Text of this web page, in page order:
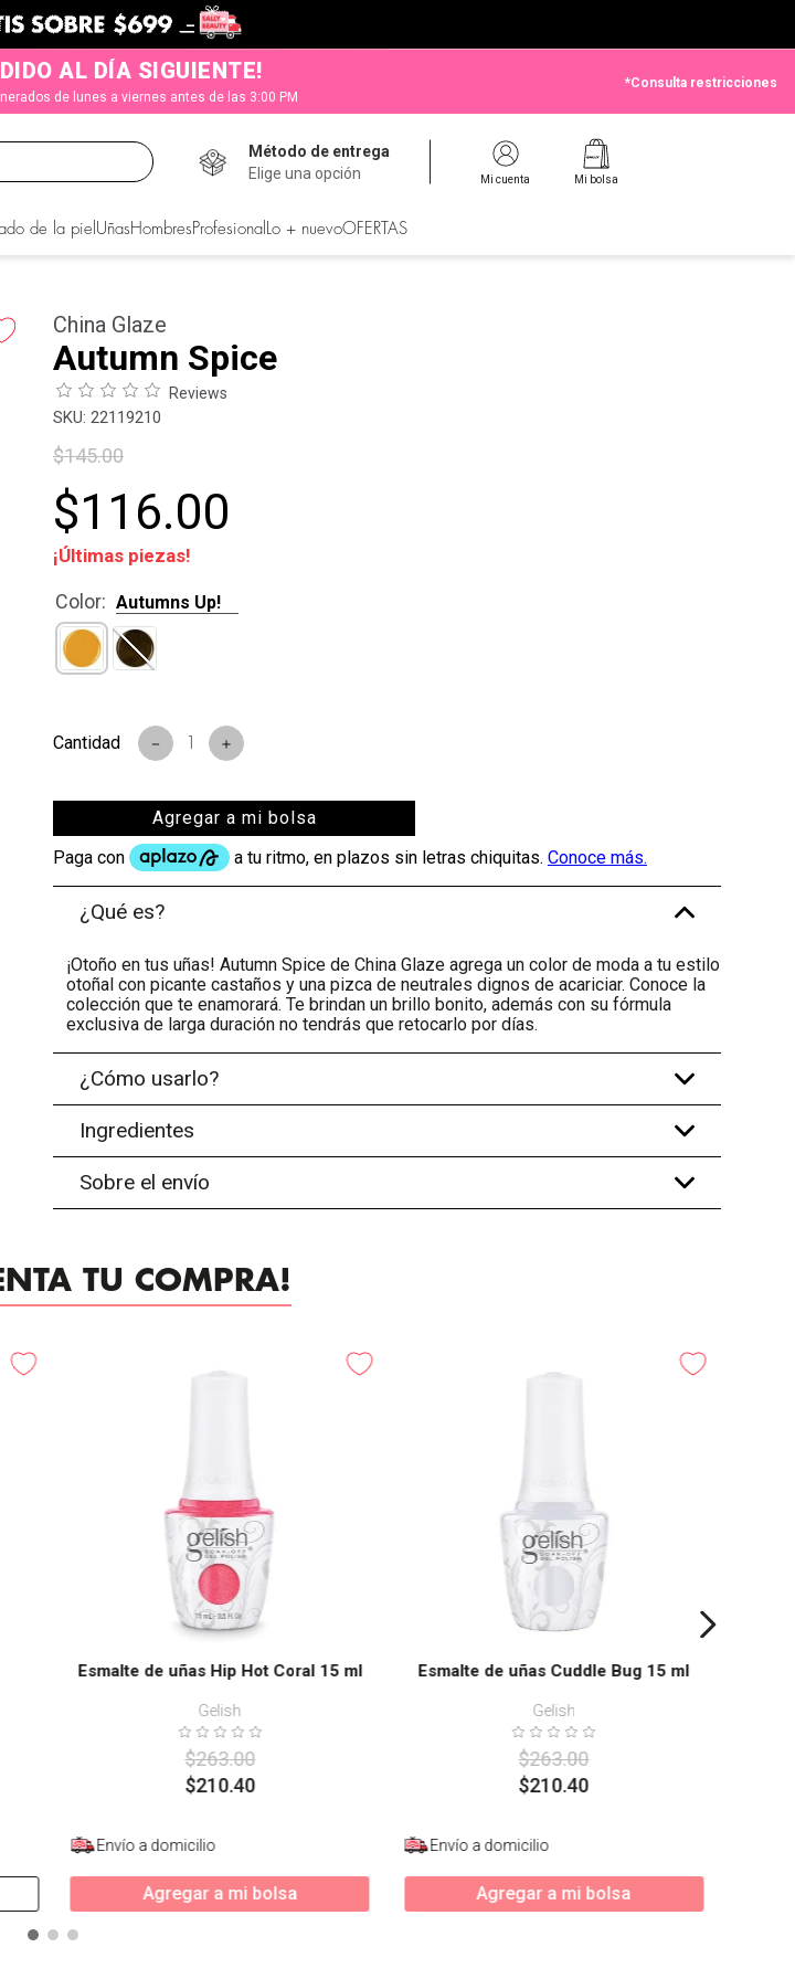
AL DÍA SIGUIENTE!
de lunes a viernes antes de las 3:00 PM
*Consulta restricciones
Método de entrega
Elige una opción
Mi cuenta Mi bolsa
de la piel Uñas Hombres Profesional Lo + nuevoOFERTAS
China Glaze
Autumn Spice
Reviews
: 22119210
$145.00
$116.00
¡Últimas piezas!
Color: Autumns Up!
＋
－
Agregar a mi bolsa
¿Qué es? -
¡Otoño en tus uñas! Autumn Spice de China Glaze agrega un color de moda a tu estilo
otoñal con picante castaños y una pizca de neutrales dignos de acariciar. Conoce la
colección que te enamorará. Te brindan un brillo bonito, además con su fórmula
exclusiva de larga duración no tendrás que retocarlo por días.
¿Cómo usarlo? +
Ingredientes +
Sobre el envío +
TU COMPRA!
Esmalte de uñas Hip Hot Coral 15 ml
Gelish
$263.00
$210.40
Envío a domicilio
Agregar a mi bolsa
Esmalte de uñas Cuddle Bug 15 ml
Gelish
$263.00
$210.40
Envío a domicilio
Agregar a mi bolsa